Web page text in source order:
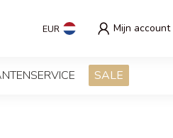
EUR Mijn account
SALE